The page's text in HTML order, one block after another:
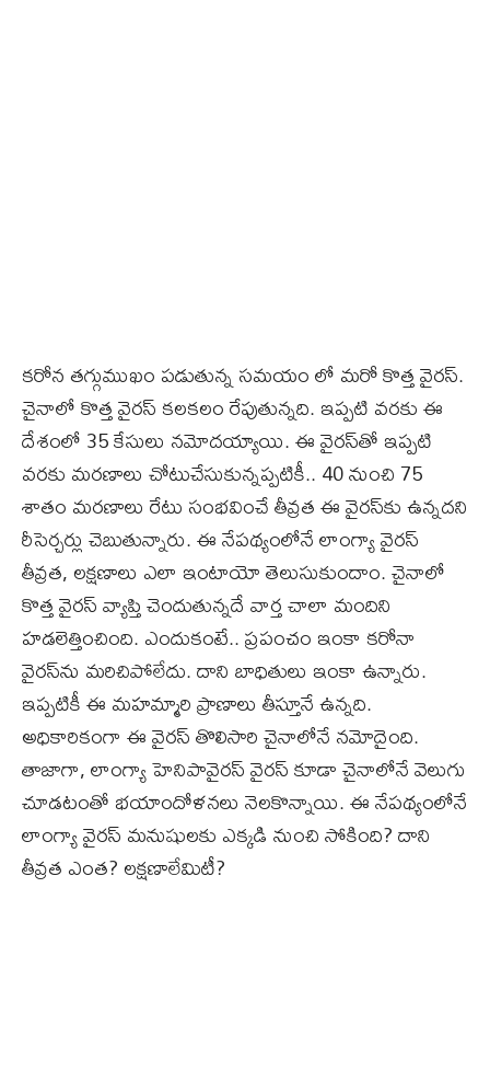
కరోన తగ్గుముఖం పడుతున్న సమయం లో మరో కొత్త వైరస్.
చైనాలో కొత్త వైరస్ కలకలం రేపుతున్నది. ఇప్పటి వరకు ఈ
దేశంలో 35 కేసులు నమోదయ్యాయి. ఈ వైరస్‌తో ఇప్పటి
వరకు మరణాలు చోటుచేసుకున్నప్పటికీ.. 40 నుంచి 75
శాతం మరణాలు రేటు సంభవించే తీవ్రత ఈ వైరస్‌కు ఉన్నదని
రీసెర్చర్లు చెబుతున్నారు. ఈ నేపథ్యంలోనే లాంగ్యా వైరస్
తీవ్రత, లక్షణాలు ఎలా ఇంటాయో తెలుసుకుందాం. చైనాలో
కొత్త వైరస్ వ్యాప్తి చెందుతున్నదే వార్త చాలా మందిని
హడలెత్తించింది. ఎందుకంటే.. ప్రపంచం ఇంకా కరోనా
వైరస్‌ను మరిచిపోలేదు. దాని బాధితులు ఇంకా ఉన్నారు.
ఇప్పటికీ ఈ మహమ్మారి ప్రాణాలు తీస్తూనే ఉన్నది.
అధికారికంగా ఈ వైరస్ తొలిసారి చైనాలోనే నమోదైంది.
తాజాగా, లాంగ్యా హెనిపావైరస్ వైరస్ కూడా చైనాలోనే వెలుగు
చూడటంతో భయాందోళనలు నెలకొన్నాయి. ఈ నేపథ్యంలోనే
లాంగ్యా వైరస్ మనుషులకు ఎక్కడి నుంచి సోకింది? దాని
తీవ్రత ఎంత? లక్షణాలేమిటీ?